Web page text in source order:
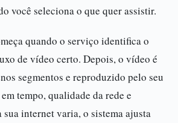
você seleciona o que quer assistir.
quando o serviço identifica o
de vídeo certo. Depois, o vídeo é
segmentos e reproduzido pelo seu
tempo, qualidade da rede e
sua internet varia, o sistema ajusta